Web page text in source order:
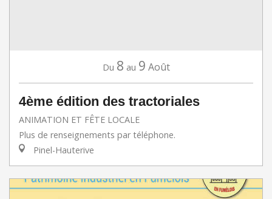
Du 8 au 9 Août
4ème édition des tractoriales
ANIMATION ET FÊTE LOCALE
Plus de renseignements par téléphone.
Pinel-Hauterive